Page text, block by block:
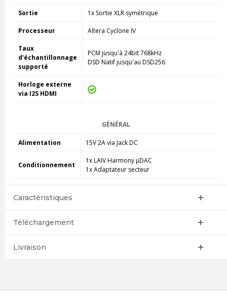
Sortie 1x Sortie XLR symétrique
Processeur Altera Cyclone IV
Taux
d'échantillonnage
supporté
PCM jusqu'à 24bit 768kHz
DSD Natif jusqu'au DSD256
Horloge externe
via I2S HDMI
GÉNÉRAL
Alimentation 15V 2A via Jack DC
Conditionnement
1x LAIV Harmony µDAC
1x Adaptateur secteur
Caractéristiques
Téléchargement
Livraison